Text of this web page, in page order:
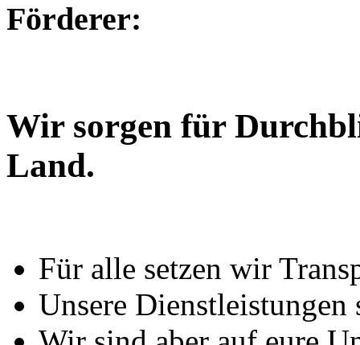
Förderer:
Wir sorgen für
Land.
Für alle setzen wir
Unsere Dienstleistungen